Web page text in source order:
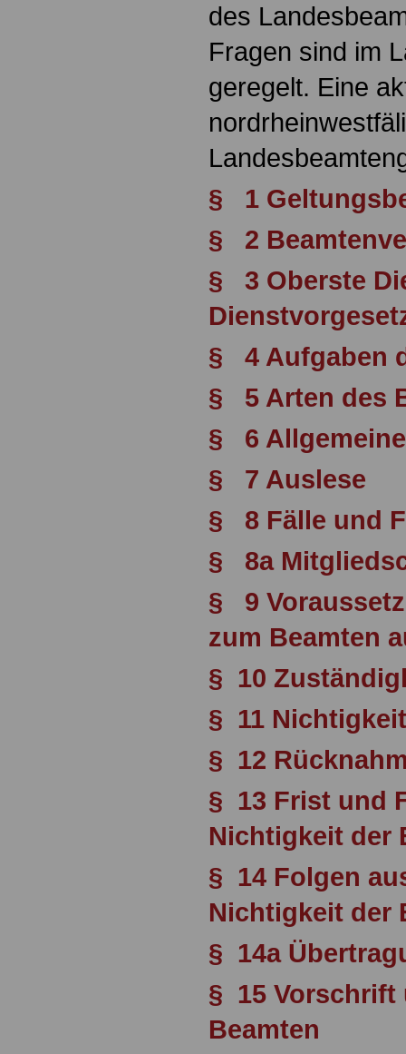
des
Fragen sind im
geregelt. Eine
§ 1
§ 2
§ 3 Oberste
§ 4 Aufgaben
§ 5 Arten des
§ 6
§ 7 Auslese
§ 8 Fälle und
§ 8a
§ 9
zum Beamten
§ 10
§ 11
§ 12
§ 13 Frist und
Nichtigkeit der
§ 14 Folgen
Nichtigkeit der
§ 14a
§ 15 Vorschrift
Beamten